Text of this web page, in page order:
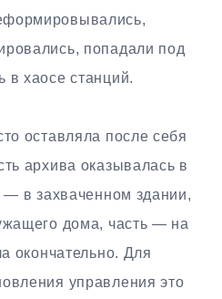
попадали под
в хаосе станций.
оставляла после себя
архива оказывалась в
— в захваченном здании,
дома, часть — на
окончательно. Для
управления это